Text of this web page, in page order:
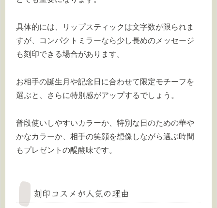
具体的には、リップスティックは文字数が限られま
すが、コンパクトミラーなら少し長めのメッセージ
も刻印できる場合があります。
お相手の誕生月や記念日に合わせて限定モチーフを
選ぶと、さらに特別感がアップするでしょう。
普段使いしやすいカラーか、特別な日のための華や
かなカラーか、相手の笑顔を想像しながら選ぶ時間
もプレゼントの醍醐味です。
刻印コスメが人気の理由